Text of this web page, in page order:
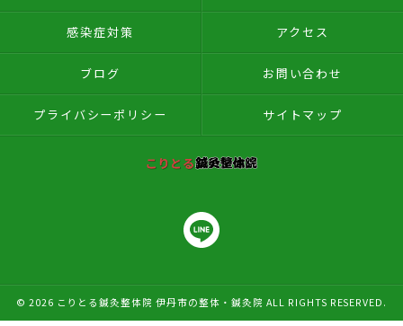
感染症対策 アクセス
ブログ お問い合わせ
プライバシーポリシー サイトマップ
© 2026 こりとる鍼灸整体院 伊丹市の整体・鍼灸院 ALL RIGHTS RESERVED.